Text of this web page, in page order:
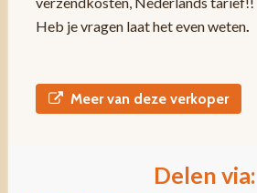
Heb je vragen laat het even weten.
Meer van deze verkoper
Delen via: